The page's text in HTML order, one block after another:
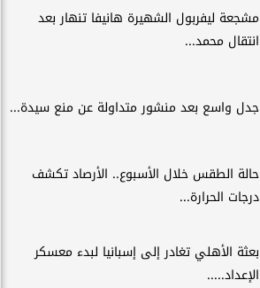
مشجعة ليفربول الشهيرة هانيفا تنهار بعد
انتقال محمد...
جدل واسع بعد منشور متداولة عن منع سيدة...
حالة الطقس خلال الأسبوع.. الأرصاد تكشف
درجات الحرارة...
بعثة الأهلي تغادر إلى إسبانيا لبدء معسكر
الإعداد.....